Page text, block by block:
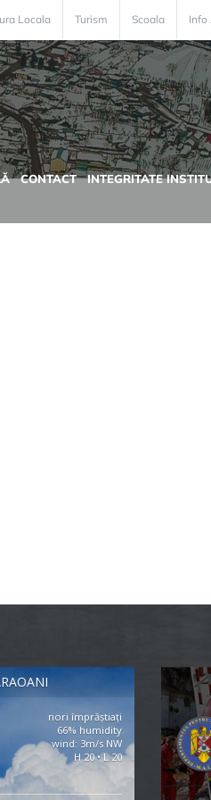
Locala Turism Scoala Info
CONTACT INTEGRITATE
nori împrăștiați
66% humidity
wind: 3m/s NW
H 20 • L 20